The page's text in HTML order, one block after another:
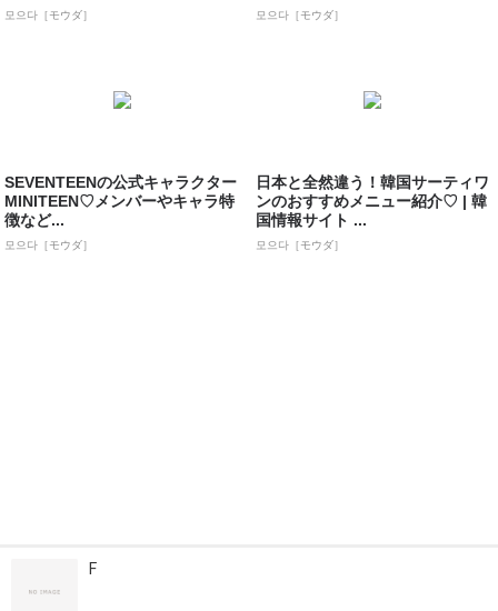
모으다［モウダ］ 모으다［モウダ］
SEVENTEENの公式キャラクター
MINITEEN♡メンバーやキャラ特
徴など...
모으다［モウダ］
日本と全然違う！韓国サーティワ
ンのおすすめメニュー紹介♡ | 韓
国情報サイト ...
모으다［モウダ］
F